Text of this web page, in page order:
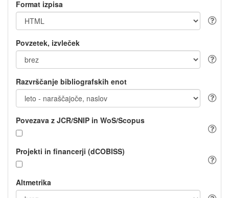
Format izpisa
Povzetek, izvleček
Razvrščanje bibliografskih enot
Povezava z JCR/SNIP in WoS/Scopus
Projekti in financerji (dCOBISS)
Altmetrika